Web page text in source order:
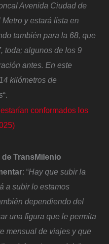
Avenida Ciudad de
y estará lista en
también para la 68, que
toda; algunos de los 9
antes. En este
kilómetros de
“.
conformados los
TransMilenio
: “Hay que subir la
a subir lo estamos
dependiendo del
una figura que le permita
mensual de viajes y que